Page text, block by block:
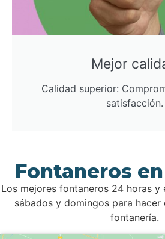
Mejor
Calidad superior:
satisfacción.
Fontaneros
Los mejores fontaneros 24 horas y
sábados y domingos para
fontanería.